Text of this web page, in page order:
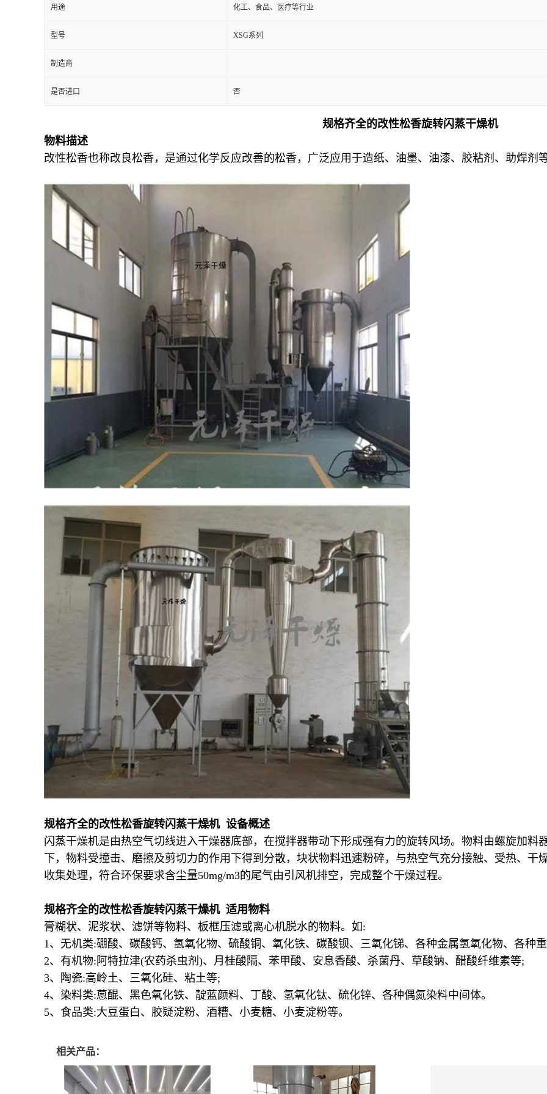
用途 化工、食品、医疗等行业
型号 XSG系列
制造商
是否进口 否
规格齐全的改性松香旋转闪蒸干燥机
物料描述
改性松香也称改良松香，是通过化学反应改善的松香，广泛应用于造纸、油墨、油漆、胶粘剂、助焊剂
规格齐全的改性松香旋转闪蒸干燥机 设备概述
闪蒸干燥机是由热空气切线进入干燥器底部，在搅拌器带动下形成强有力的旋转风场。物料由螺旋加料
下，物料受撞击、磨擦及剪切力的作用下得到分散，块状物料迅速粉碎，与热空气充分接触、受热、
收集处理，符合环保要求含尘量50mg/m3的尾气由引风机排空，完成整个干燥过程。
规格齐全的改性松香旋转闪蒸干燥机 适用物料
膏糊状、泥浆状、滤饼等物料、板框压滤或离心机脱水的物料。如:
1、无机类:硼酸、碳酸钙、氢氧化物、硫酸铜、氧化铁、碳酸钡、三氧化锑、各种金属氢氧化物、各种
2、有机物:阿特拉津(农药杀虫剂)、月桂酸隔、苯甲酸、安息香酸、杀菌丹、草酸钠、醋酸纤维素等;
3、陶瓷:高岭土、三氧化硅、粘土等;
4、染料类:蒽醌、黑色氧化铁、靛蓝颜料、丁酸、氢氧化钛、硫化锌、各种偶氮染料中间体。
5、食品类:大豆蛋白、胶疑淀粉、酒糟、小麦糖、小麦淀粉等。
相关产品：